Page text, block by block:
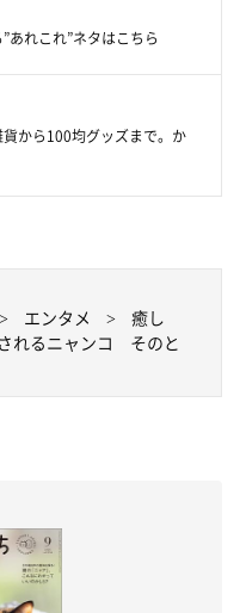
あれこれ”ネタはこちら
から100均グッズまで。か
エンタメ
癒し
れるニャンコ そのと